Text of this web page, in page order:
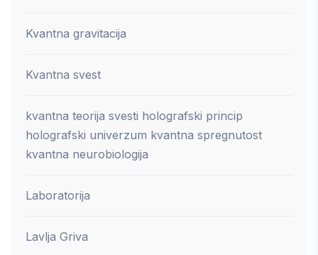
Kvantna gravitacija
Kvantna svest
kvantna teorija svesti holografski princip
holografski univerzum kvantna spregnutost
kvantna neurobiologija
Laboratorija
Lavlja Griva